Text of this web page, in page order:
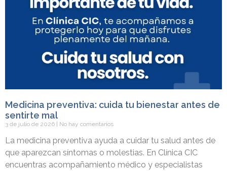
Medicina preventiva: cuida tu bienestar antes de
sentirte mal
3 de julio de 2026 No hay comentarios
La medicina preventiva ayuda a cuidar tu salud antes de
que aparezcan síntomas o molestias. En Clínica CIC
encuentras acompañamiento médico y especialistas